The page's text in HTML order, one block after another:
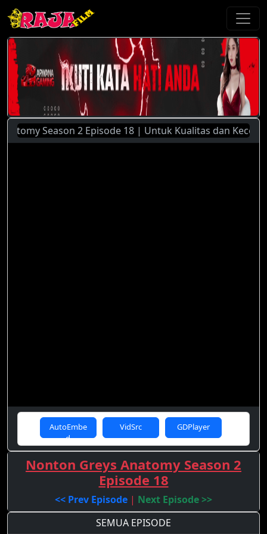
Season 2 Episode 18 | Untuk Kualitas dan
AutoEmbe
d
VidSrc GDPlayer
Nonton Greys Anatomy Season 2
Episode 18
<< Prev Episode | Next Episode >>
SEMUA EPISODE